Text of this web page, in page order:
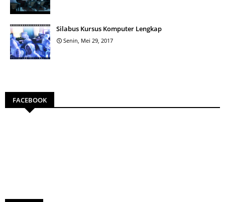
Silabus Kursus Komputer Lengkap
Senin, Mei 29, 2017
FACEBOOK